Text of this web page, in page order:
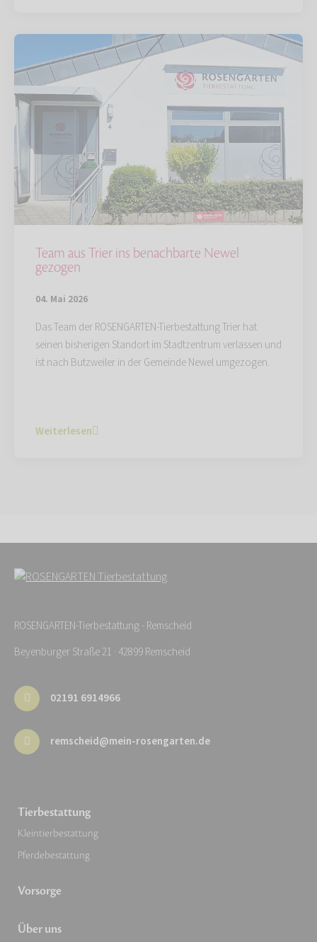
Team aus Trier ins benachbarte Newel
gezogen
04. Mai 2026
Das Team der ROSENGARTEN-Tierbestattung Trier hat
seinen bisherigen Standort im Stadtzentrum verlassen und
ist nach Butzweiler in der Gemeinde Newel umgezogen.
Weiterlesen
ROSENGARTEN-Tierbestattung - Remscheid
Beyenburger Straße 21 · 42899 Remscheid
02191 6914966
remscheid@mein-rosengarten.de
Tierbestattung
Kleintierbestattung
Pferdebestattung
Vorsorge
Über uns